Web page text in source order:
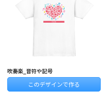
吹奏楽_音符や記号
このデザインで作る